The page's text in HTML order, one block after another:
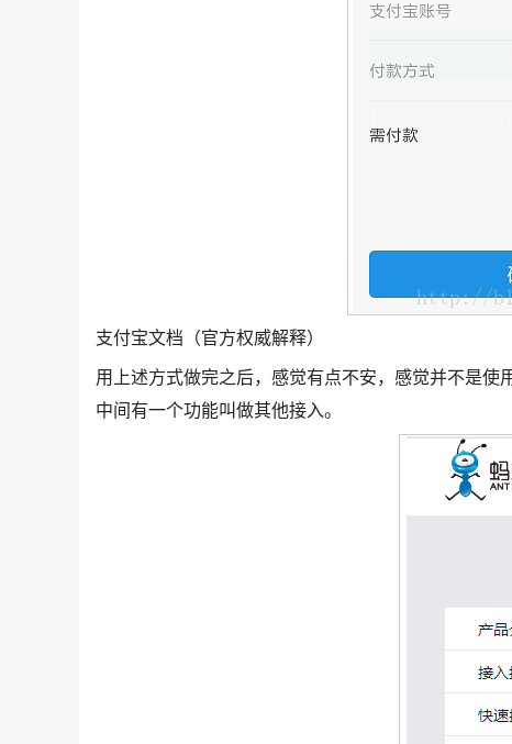
支付宝文档（官方权威解释）
用上述方式做完之后，感觉有点不安，感觉并不是使
中间有一个功能叫做其他接入。